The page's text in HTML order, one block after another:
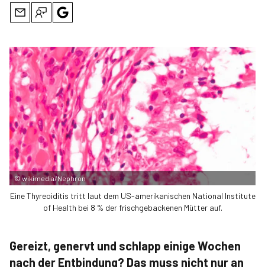
© wikimedia/Nephron
Eine Thyreoiditis tritt laut dem US-amerikanischen National Institute
of Health bei 8 % der frischgebackenen Mütter auf.
Gereizt, genervt und schlapp einige Wochen
nach der Entbindung? Das muss nicht nur an